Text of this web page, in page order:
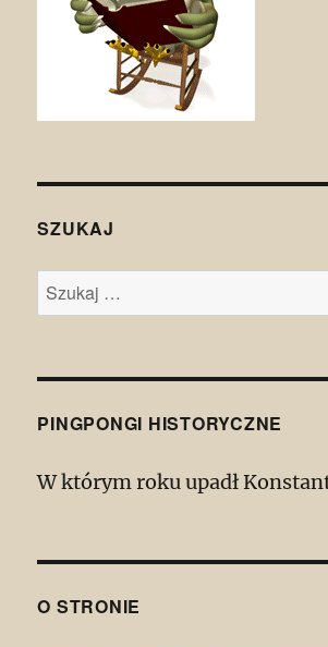
SZUKAJ
Szukaj:
PINGPONGI HISTORYCZNE
W którym roku upadł
O STRONIE